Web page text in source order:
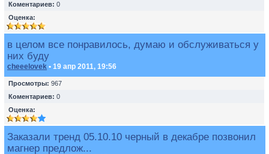
Коментариев: 0
Оценка:
в целом все понравилось, думаю и обслуживаться у
них буду
cheeelovek • 19 апр 2011, 19:56
Просмотры: 967
Коментариев: 0
Оценка:
Заказали тренд 05.10.10 черный в декабре позвонил
магнер предлож...